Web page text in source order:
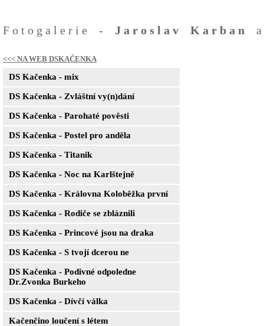
Fotogalerie - Jaroslav Karban
<<< NA WEB DSKAČENKA
DS Kačenka - mix
DS Kačenka - Zvláštní vy(n)dání
DS Kačenka - Parohaté pověsti
DS Kačenka - Postel pro anděla
DS Kačenka - Titanik
DS Kačenka - Noc na Karlštejně
DS Kačenka - Královna Koloběžka první
DS Kačenka - Rodiče se zbláznili
DS Kačenka - Princové jsou na draka
DS Kačenka - S tvojí dcerou ne
DS Kačenka - Podivné odpoledne
Dr.Zvonka Burkeho
DS Kačenka - Dívčí válka
Kačenčino loučení s létem